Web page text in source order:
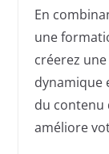
En
une
créerez
dynamique
du contenu
améliore